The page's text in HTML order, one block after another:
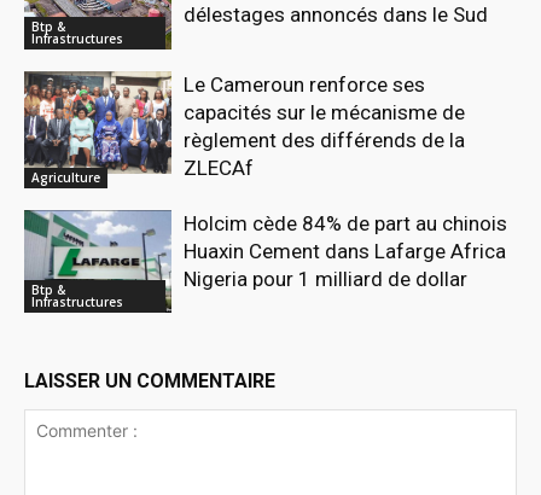
Btp &
Infrastructures
délestages annoncés dans le Sud
Agriculture
Le Cameroun renforce ses
capacités sur le mécanisme de
règlement des différends de la
ZLECAf
Btp &
Infrastructures
Holcim cède 84% de part au chinois
Huaxin Cement dans Lafarge Africa
Nigeria pour 1 milliard de dollar
LAISSER UN COMMENTAIRE